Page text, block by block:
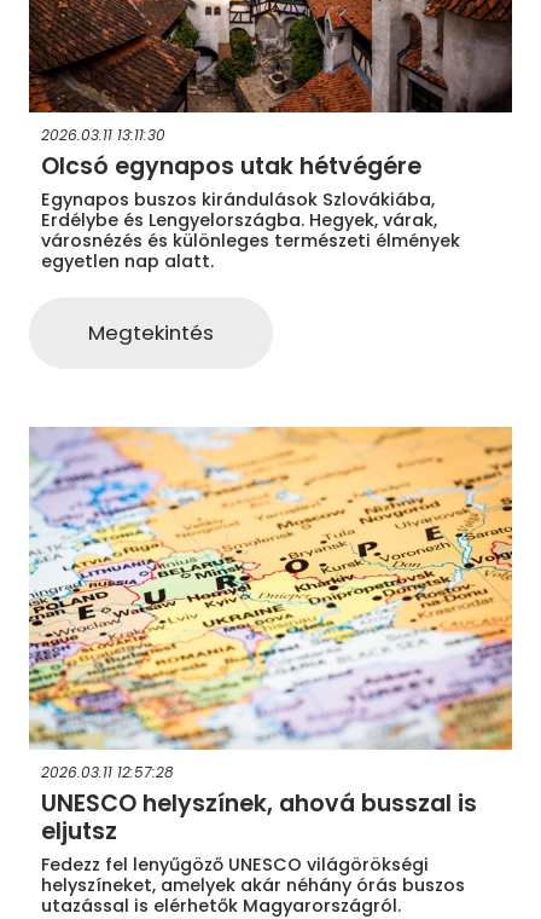
2026.03.11 13:11:30
Olcsó egynapos utak hétvégére
Egynapos buszos kirándulások Szlovákiába,
Erdélybe és Lengyelországba. Hegyek, várak,
városnézés és különleges természeti élmények
egyetlen nap alatt.
Megtekintés
2026.03.11 12:57:28
UNESCO helyszínek, ahová busszal is
eljutsz
Fedezz fel lenyűgöző UNESCO világörökségi
helyszíneket, amelyek akár néhány órás buszos
utazással is elérhetők Magyarországról.